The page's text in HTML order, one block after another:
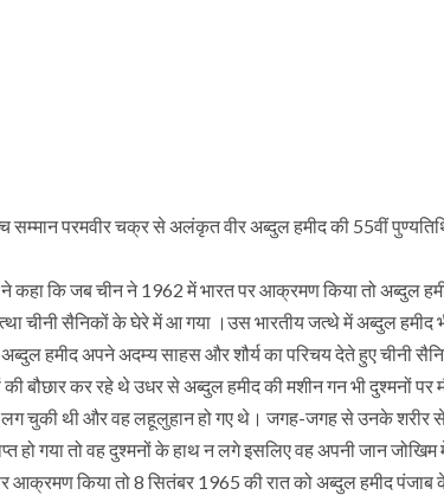
सम्मान परमवीर चक्र से अलंकृत वीर अब्दुल हमीद की 55वीं
ने कहा कि जब चीन ने 1962 में भारत पर आक्रमण किया तो अब्दुल
चीनी सैनिकों के घेरे में आ गया ।उस भारतीय जत्थे में अब्दुल हमीद
हमीद अपने अदम्य साहस और शौर्य का परिचय देते हुए चीनी
बौछार कर रहे थे उधर से अब्दुल हमीद की मशीन गन भी दुश्मनों पर
लग चुकी थी और वह लहूलुहान हो गए थे। जगह-जगह से उनके शरीर
गया तो वह दुश्मनों के हाथ न लगे इसलिए वह अपनी जान जोखिम
किया तो 8 सितंबर 1965 की रात को अब्दुल हमीद पंजाब